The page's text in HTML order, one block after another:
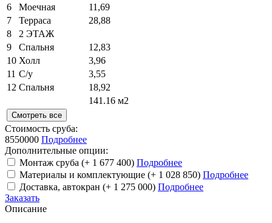
6
Моечная
11,69
7
Терраса
28,88
8
2 ЭТАЖ
9
Спальня
12,83
10 Холл
3,96
11 С/у
3,55
12 Спальня
18,92
141.16 м2
Смотреть все
Стоимость сруба:
8550000 Подробнее
Дополнительные опции:
Монтаж сруба (+ 1 677 400) Подробнее
Материалы и комплектующие (+ 1 028 850) Подробнее
Доставка, автокран (+ 1 275 000) Подробнее
Заказать
Описание